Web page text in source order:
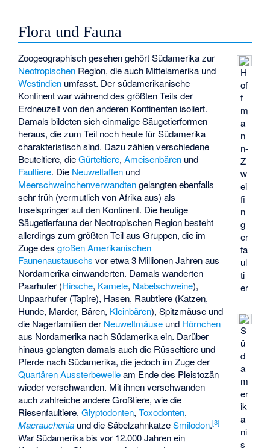
Flora und Fauna
H
of
f
m
a
n
n-
Z
w
ei
fi
n
g
er
fa
ul
ti
er
S
ü
d
a
m
er
ik
a
ni
s
Zoogeographisch gesehen gehört Südamerika zur
Neotropischen Region, die auch Mittelamerika und
Westindien umfasst. Der südamerikanische
Kontinent war während des größten Teils der
Erdneuzeit von den anderen Kontinenten isoliert.
Damals bildeten sich einmalige Säugetierformen
heraus, die zum Teil noch heute für Südamerika
charakteristisch sind. Dazu zählen verschiedene
Beuteltiere, dieGürteltiere,Ameisenbären und
Faultiere. Die Neuweltaffen und
Meerschweinchenverwandtengelangten ebenfalls
sehr früh (vermutlich von Afrika aus) als
Inselspringer auf den Kontinent. Die heutige
Säugetierfauna der Neotropischen Region besteht
allerdings zum größten Teil aus Gruppen, die im
Zuge desgroßen Amerikanischen
Faunenaustauschs vor etwa 3 Millionen Jahren aus
Nordamerika einwanderten. Damals wanderten
Paarhufer (Hirsche, Kamele, Nabelschweine),
Unpaarhufer (Tapire), Hasen, Raubtiere (Katzen,
Hunde, Marder, Bären, Kleinbären), Spitzmäuse und
die Nagerfamilien der Neuweltmäuse und Hörnchen
aus Nordamerika nach Südamerika ein. Darüber
hinaus gelangten damals auch die Rüsseltiere und
Pferde nach Südamerika, die jedoch im Zuge der
Quartären Aussterbewelleam Ende des Pleistozän
wieder verschwanden. Mit ihnen verschwanden
auch zahlreiche andere Großtiere, wie die
Riesenfaultiere,Glyptodonten,Toxodonten,
Macrauchenia und die SäbelzahnkatzeSmilodon.[3]
War Südamerika bis vor 12.000 Jahren ein